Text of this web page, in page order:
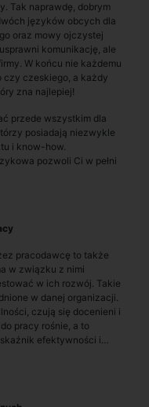
Tak naprawdę, dobrym
języków obcych dla
oraz mowy ojczystej
komunikację, ale
W końcu nie każdemu
czy czeskiego, a każdy
zna najlepiej!
przede wszystkim dla
posiadają niezwykle
i know-how.
pozwoli Ci w pełni
pracodawcę to także
w związku z nimi
w ich rozwój. Takie
w danej organizacji.
czują się docenieni i
pracy rośnie, a to
efektywności i…